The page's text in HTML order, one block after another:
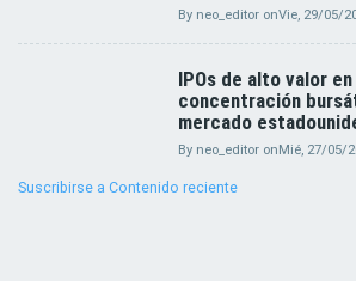
By neo_editor onVie, 29/05/
IPOs de alto valor
concentración
mercado
By neo_editor onMié, 27/05/
Suscribirse a Contenido reciente